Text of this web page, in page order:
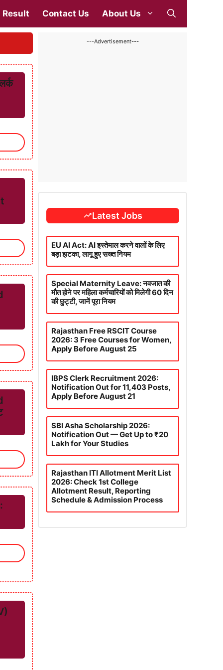
Result Contact Us About Us
---Advertisement---
Latest Jobs
EU AI Act: AI इस्तेमाल करने वालों के लिए
बड़ा झटका, लागू हुए सख्त नियम
Special Maternity Leave: नवजात की
मौत होने पर महिला कर्मचारियों को मिलेगी 60 दिन
की छुट्टी, जानें पूरा नियम
Rajasthan Free RSCIT Course
2026: 3 Free Courses for Women,
Apply Before August 25
IBPS Clerk Recruitment 2026:
Notification Out for 11,403 Posts,
Apply Before August 21
SBI Asha Scholarship 2026:
Notification Out — Get Up to ₹20
Lakh for Your Studies
Rajasthan ITI Allotment Merit List
2026: Check 1st College
Allotment Result, Reporting
Schedule & Admission Process